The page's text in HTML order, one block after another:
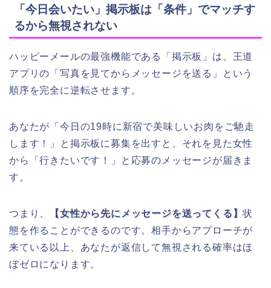
「今日会いたい」掲示板は「条件」でマッチす
るから無視されない
ハッピーメールの最強機能である「掲示板」は、王道
アプリの「写真を見てからメッセージを送る」という
順序を完全に逆転させます。
あなたが「今日の19時に新宿で美味しいお肉をご馳走
します！」と掲示板に募集を出すと、それを見た女性
から「行きたいです！」と応募のメッセージが届きま
す。
つまり、 【女性から先にメッセージを送ってくる】状
態を作ることができるのです。相手からアプローチが
来ている以上、あなたが返信して無視される確率はほ
ぼゼロになります。